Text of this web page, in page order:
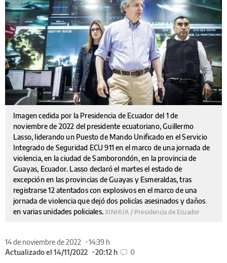
Imagen cedida por la Presidencia de Ecuador del 1 de
noviembre de 2022 del presidente ecuatoriano, Guillermo
Lasso, liderando un Puesto de Mando Unificado en el Servicio
Integrado de Seguridad ECU 911 en el marco de una jornada de
violencia, en la ciudad de Samborondón, en la provincia de
Guayas, Ecuador. Lasso declaró el martes el estado de
excepción en las provincias de Guayas y Esmeraldas, tras
registrarse 12 atentados con explosivos en el marco de una
jornada de violencia que dejó dos policías asesinados y daños
en varias unidades policiales.XINHUA / Presidencia de Ecuador
14 de noviembre de 2022
14:39 h
Actualizado el 14/11/2022
20:12 h 0